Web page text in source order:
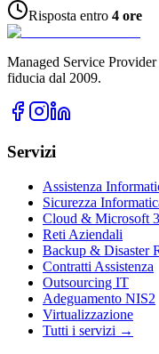
Risposta entro 4 ore
Managed Service
fiducia dal 2009.
Servizi
Assistenza
Sicurezza
Cloud & Microsoft
Reti Aziendali
Backup & Disaster
Contratti Assistenza
Outsourcing IT
Adeguamento NIS2
Virtualizzazione
Tutti i servizi →